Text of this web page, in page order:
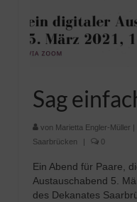
Sag
von Marietta Engler-Müller |
Saarbrücken
| 0
Ein Abend für Paare,
Austauschabend 5.
des Dekanates